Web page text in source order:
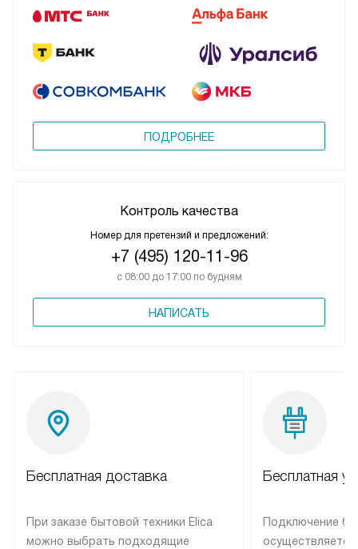
ПОДРОБНЕЕ
Контроль качества
Номер для претензий и предложений:
+7 (495) 120-11-96
с 08:00 до 17:00 по будням
НАПИСАТЬ
Бесплатная доставка
При заказе бытовой техники Elica
можно выбрать подходящие
Бесплатная
Подключение